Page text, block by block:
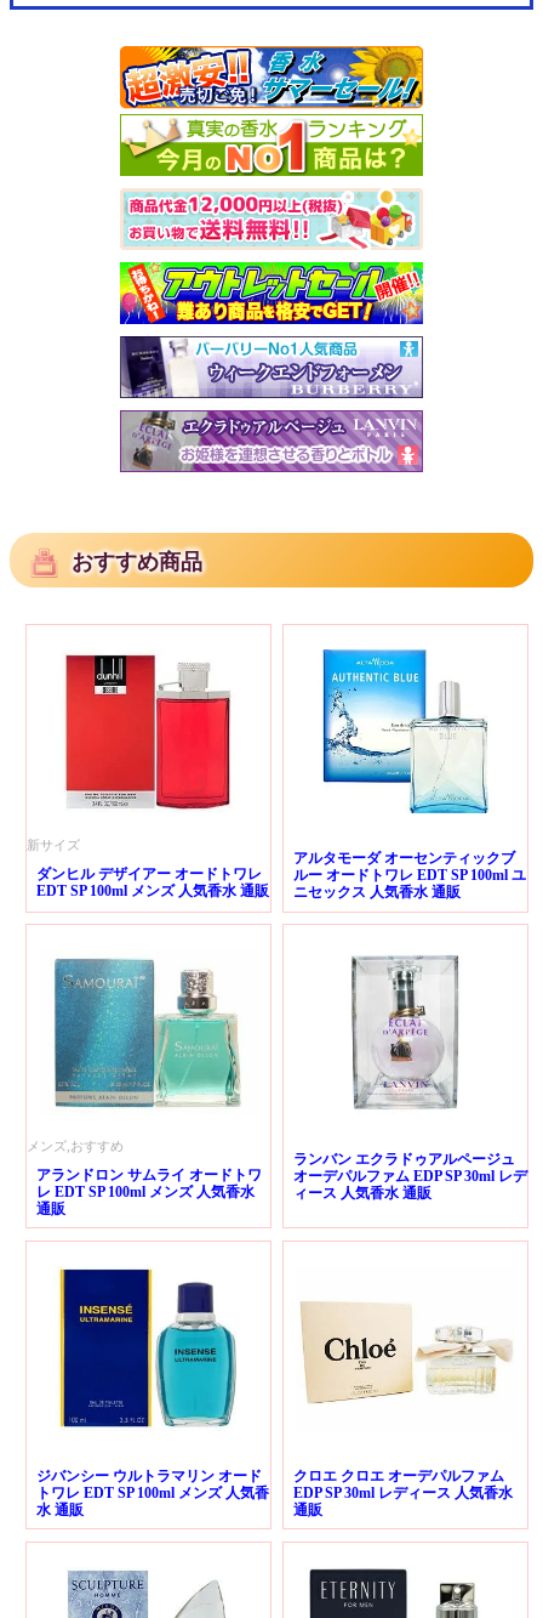
おすすめ商品
新サイズ
ダンヒル デザイアー オードトワレ
EDT SP 100ml メンズ 人気香水 通販
アルタモーダ オーセンティックブ
ルー オードトワレ EDT SP 100ml ユ
ニセックス 人気香水 通販
メンズ,おすすめ
アランドロン サムライ オードトワ
レ EDT SP 100ml メンズ 人気香水
通販
ランバン エクラドゥアルページュ
オーデパルファム EDP SP 30ml レデ
ィース 人気香水 通販
ジバンシー ウルトラマリン オード
トワレ EDT SP 100ml メンズ 人気香
水 通販
クロエ クロエ オーデパルファム
EDP SP 30ml レディース 人気香水
通販